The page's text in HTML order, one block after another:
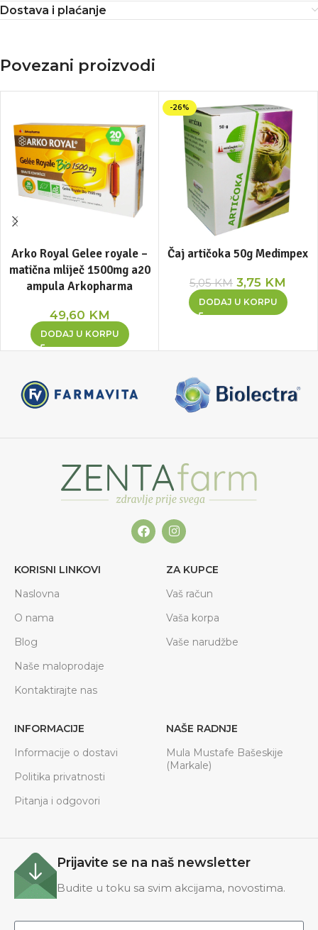
Dostava i plaćanje
Povezani proizvodi
Arko Royal Gelee royale –
matična mliječ 1500mg a20
ampula Arkopharma
49,60 KM
DODAJ U KORPU
-26%
Čaj artičoka 50g Medimpex
5,05KM 3,75 KM
DODAJ U KORPU
KORISNI LINKOVI
Naslovna
O nama
Blog
Naše maloprodaje
Kontaktirajte nas
ZA KUPCE
Vaš račun
Vaša korpa
Vaše narudžbe
INFORMACIJE
Informacije o dostavi
Politika privatnosti
Pitanja i odgovori
NAŠE RADNJE
Mula Mustafe Bašeskije
(Markale)
Prijavite se na naš newsletter
Budite u toku sa svim akcijama, novostima.